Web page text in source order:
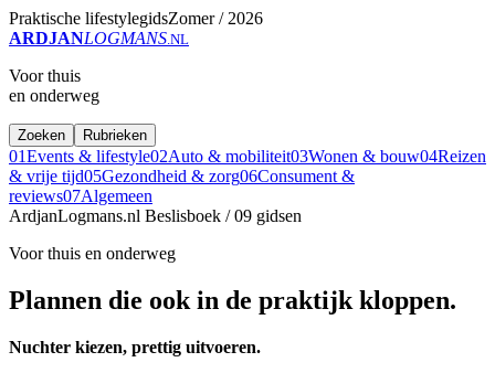
Praktische lifestylegidsZomer / 2026
ARDJANLOGMANS.NL
Voor thuis
en onderweg
Zoeken Rubrieken
01Events & lifestyle02Auto & mobiliteit03Wonen & bouw04Reizen
& vrije tijd05Gezondheid & zorg06Consument &
reviews07Algemeen
ArdjanLogmans.nl Beslisboek / 09 gidsen
Voor thuis en onderweg
Plannen die ook in de praktijk kloppen.
Nuchter kiezen, prettig uitvoeren.